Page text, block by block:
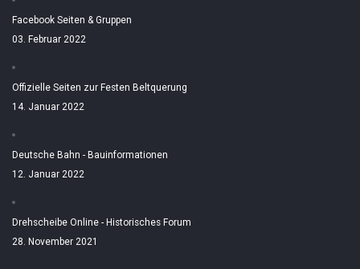
Facebook Seiten & Gruppen
03. Februar 2022
Offizielle Seiten zur Festen Beltquerung
14. Januar 2022
Deutsche Bahn - Bauinformationen
12. Januar 2022
Drehscheibe Online - Historisches Forum
28. November 2021